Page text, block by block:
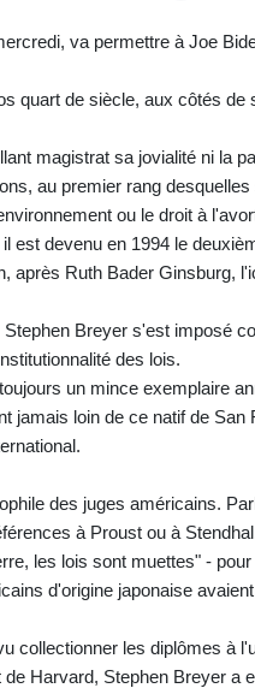
va permettre à Joe
quart de siècle, aux côtés de
magistrat sa jovialité ni la
au premier rang
ou le droit à
est devenu en 1994 le
après Ruth Bader Ginsburg,
Breyer s'est imposé
des lois.
un mince exemplaire
jamais loin de ce natif de San
des juges américains.
à Proust ou à
les lois sont muettes" - pour
d'origine japonaise
collectionner les diplômes à
Harvard, Stephen Breyer a